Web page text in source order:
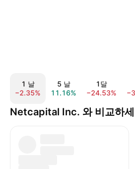
1 날
−2.35%
5 날
11.16%
1달
−24.53%
Netcapital Inc. 와 비교하